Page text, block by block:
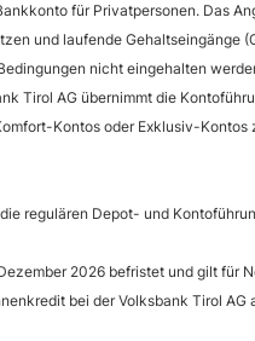
für Privatpersonen. Das
und laufende Gehaltseingänge
nicht eingehalten
Tirol AG übernimmt die
Kontos oder Exklusiv-
regulären Depot- und
2026 befristet und gilt für
bei der Volksbank Tirol AG